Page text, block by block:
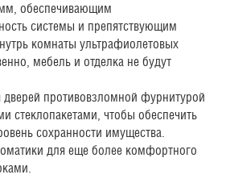
обеспечивающим
системы и препятствующим
комнаты ультрафиолетовых
мебель и отделка не будут
дверей противовзломной фурнитурой
стеклопакетами, чтобы обеспечить
сохранности имущества.
для еще более комфортного